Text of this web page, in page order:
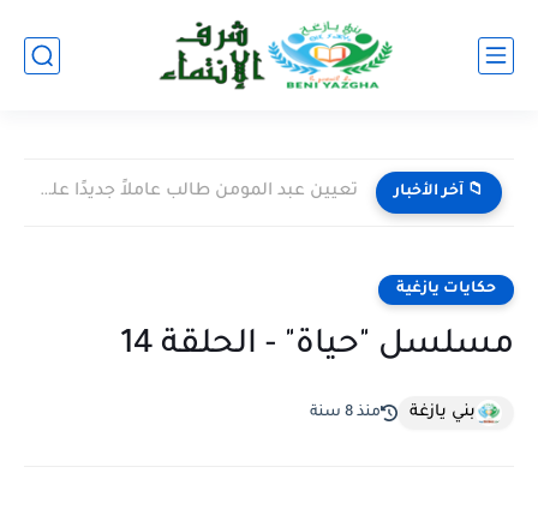
📁 آخر الأخبار تعيين عبد المومن طالب عاملاً جديدًا على إقليم اليوسفية خلفًا...
حكايات يازغية
مسلسل "حياة" - الحلقة 14
بني يازغة منذ 8 سنة